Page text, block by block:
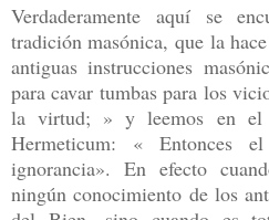
Verdaderamente aquí se
tradición masónica, que la
antiguas instrucciones
para cavar tumbas para los
la virtud; » y leemos en el
Hermeticum: « Entonces
ignorancia». En efecto
ningún conocimiento de los